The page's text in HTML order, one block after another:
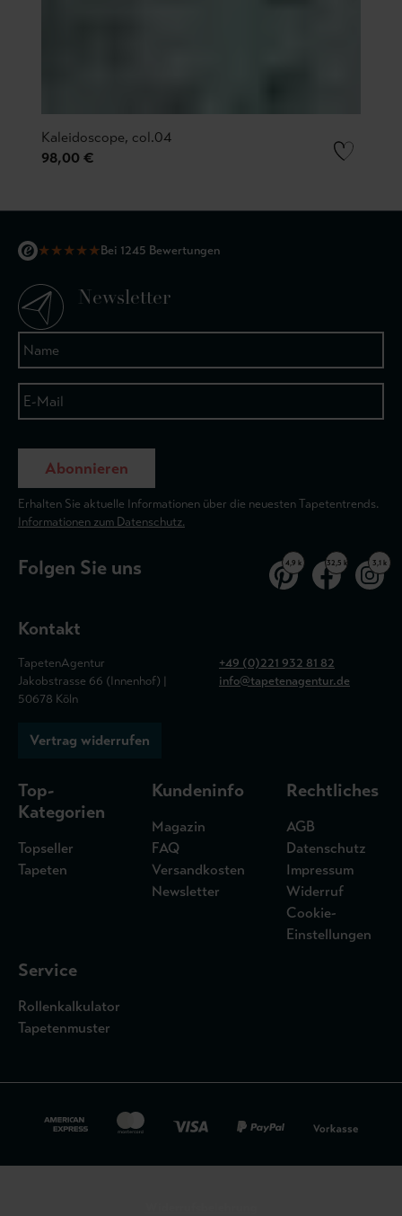
Kaleidoscope, col.04
98,00 €
★★★★★Bei 1245 Bewertungen
Newsletter
Abonnieren
Erhalten Sie aktuelle Informationen über die neuesten Tapetentrends.
Informationen zum Datenschutz.
Folgen Sie uns 4,9 k 32,5 k 3,1 k
Kontakt
TapetenAgentur
Jakobstrasse 66 (Innenhof) |
50678 Köln
+49 (0)221 932 81 82
info@tapetenagentur.de
Vertrag widerrufen
Top-
Kategorien
Topseller
Tapeten
Kundeninfo
Magazin
FAQ
Versandkosten
Newsletter
Rechtliches
AGB
Datenschutz
Impressum
Widerruf
Cookie-
Einstellungen
Service
Rollenkalkulator
Tapetenmuster